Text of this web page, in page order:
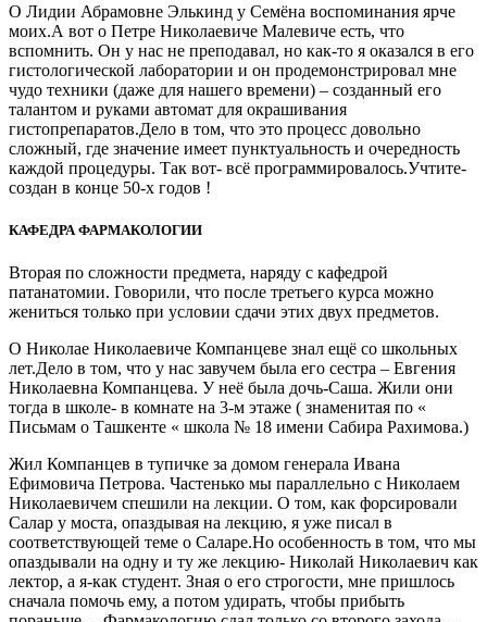
О Лидии Абрамовне Элькинд у Семёна воспоминания ярче
моих.А вот о Петре Николаевиче Малевиче есть, что
вспомнить. Он у нас не преподавал, но как-то я оказался в его
гистологической лаборатории и он продемонстрировал мне
чудо техники (даже для нашего времени) – созданный его
талантом и руками автомат для окрашивания
гистопрепаратов.Дело в том, что это процесс довольно
сложный, где значение имеет пунктуальность и очередность
каждой процедуры. Так вот- всё программировалось.Учтите-
создан в конце 50-х годов !
КАФЕДРА ФАРМАКОЛОГИИ
Вторая по сложности предмета, наряду с кафедрой
патанатомии. Говорили, что после третьего курса можно
жениться только при условии сдачи этих двух предметов.
О Николае Николаевиче Компанцеве знал ещё со школьных
лет.Дело в том, что у нас завучем была его сестра – Евгения
Николаевна Компанцева. У неё была дочь-Саша. Жили они
тогда в школе- в комнате на 3-м этаже ( знаменитая по «
Письмам о Ташкенте « школа № 18 имени Сабира Рахимова.)
Жил Компанцев в тупичке за домом генерала Ивана
Ефимовича Петрова. Частенько мы параллельно с Николаем
Николаевичем спешили на лекции. О том, как форсировали
Салар у моста, опаздывая на лекцию, я уже писал в
соответствующей теме о Саларе.Но особенность в том, что мы
опаздывали на одну и ту же лекцию- Николай Николаевич как
лектор, а я-как студент. Зная о его строгости, мне пришлось
сначала помочь ему, а потом удирать, чтобы прибыть